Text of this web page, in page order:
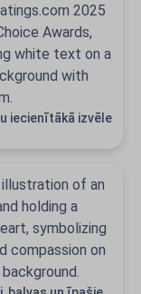
iecienītākā izvēle